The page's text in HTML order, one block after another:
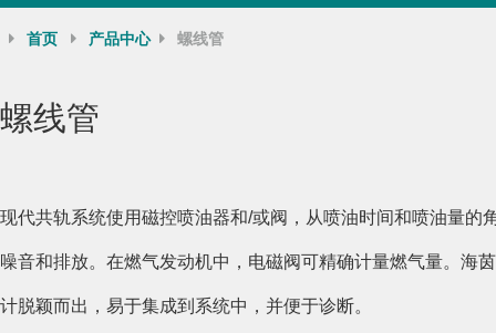
首页 产品中心 螺线管
螺线管
现代共轨系统使用磁控喷油器和/或阀，从喷油时间和喷油量
噪音和排放。在燃气发动机中，电磁阀可精确计量燃气量。海
计脱颖而出，易于集成到系统中，并便于诊断。